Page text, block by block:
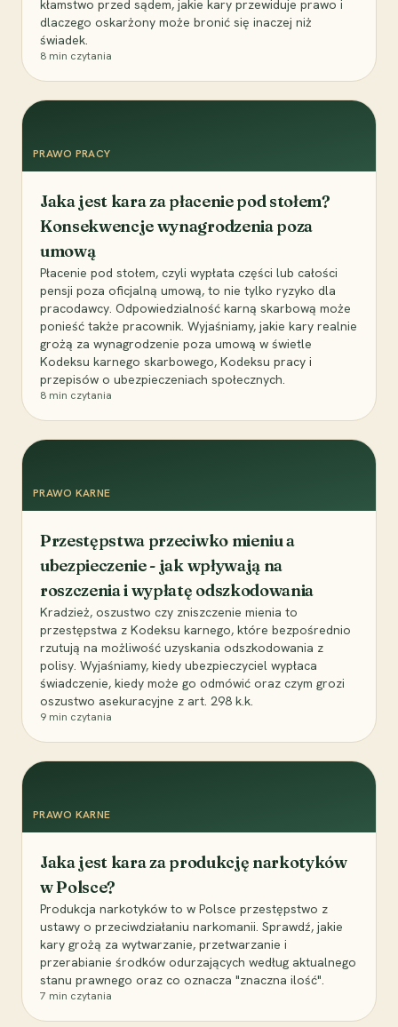
kłamstwo przed sądem, jakie kary przewiduje prawo i
dlaczego oskarżony może bronić się inaczej niż
świadek.
8 min czytania
PRAWO PRACY
Jaka jest kara za płacenie pod stołem?
Konsekwencje wynagrodzenia poza
umową
Płacenie pod stołem, czyli wypłata części lub całości
pensji poza oficjalną umową, to nie tylko ryzyko dla
pracodawcy. Odpowiedzialność karną skarbową może
ponieść także pracownik. Wyjaśniamy, jakie kary realnie
grożą za wynagrodzenie poza umową w świetle
Kodeksu karnego skarbowego, Kodeksu pracy i
przepisów o ubezpieczeniach społecznych.
8 min czytania
PRAWO KARNE
Przestępstwa przeciwko mieniu a
ubezpieczenie - jak wpływają na
roszczenia i wypłatę odszkodowania
Kradzież, oszustwo czy zniszczenie mienia to
przestępstwa z Kodeksu karnego, które bezpośrednio
rzutują na możliwość uzyskania odszkodowania z
polisy. Wyjaśniamy, kiedy ubezpieczyciel wypłaca
świadczenie, kiedy może go odmówić oraz czym grozi
oszustwo asekuracyjne z art. 298 k.k.
9 min czytania
PRAWO KARNE
Jaka jest kara za produkcję narkotyków
w Polsce?
Produkcja narkotyków to w Polsce przestępstwo z
ustawy o przeciwdziałaniu narkomanii. Sprawdź, jakie
kary grożą za wytwarzanie, przetwarzanie i
przerabianie środków odurzających według aktualnego
stanu prawnego oraz co oznacza "znaczna ilość".
7 min czytania